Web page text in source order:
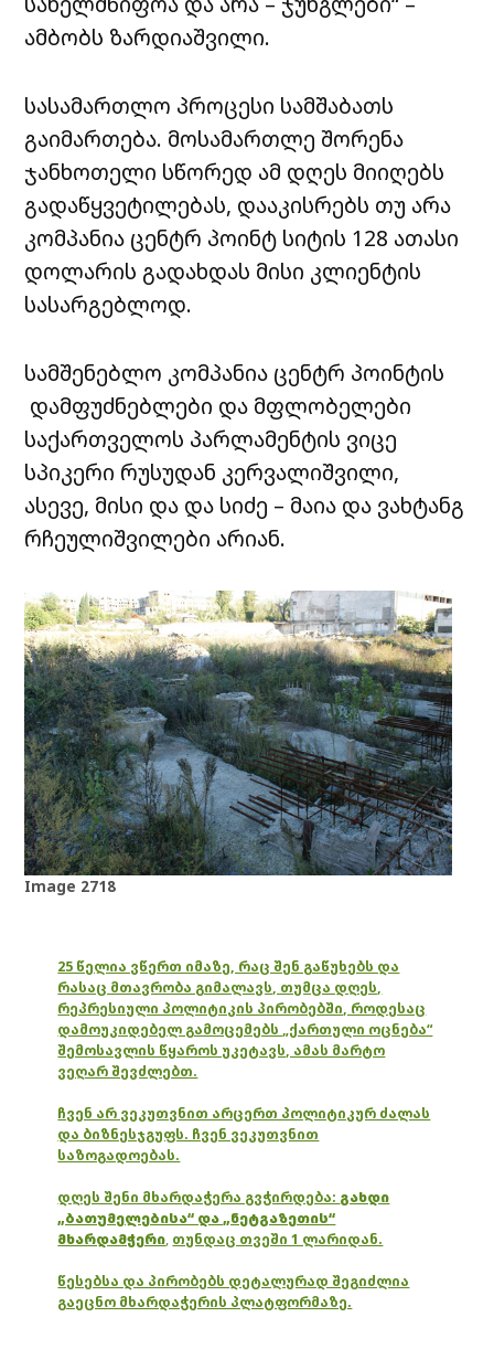
ამბობს ზარდიაშვილი.
სასამართლო პროცესი სამშაბათს
გაიმართება. მოსამართლე შორენა
ჯანხოთელი სწორედ ამ დღეს მიიღებს
გადაწყვეტილებას, დააკისრებს თუ არა
კომპანია ცენტრ პოინტ სიტის 128 ათასი
დოლარის გადახდას მისი კლიენტის
სასარგებლოდ.
სამშენებლო კომპანია ცენტრ პოინტის
დამფუძნებლები და მფლობელები
საქართველოს პარლამენტის ვიცე
სპიკერი რუსუდან კერვალიშვილი,
ასევე, მისი და და სიძე – მაია და ვახტანგ
რჩეულიშვილები არიან.
Image 2718
25 წელია ვწერთ იმაზე, რაც შენ გაწუხებს და
რასაც მთავრობა გიმალავს, თუმცა დღეს,
რეპრესიული პოლიტიკის პირობებში, როდესაც
დამოუკიდებელ გამოცემებს „ქართული ოცნება“
შემოსავლის წყაროს უკეტავს, ამას მარტო
ვეღარ შევძლებთ.
ჩვენ არ ვეკუთვნით არცერთ პოლიტიკურ ძალას
და ბიზნესჯგუფს. ჩვენ ვეკუთვნით
საზოგადოებას.
დღეს შენი მხარდაჭერა გვჭირდება: გახდი
„ბათუმელებისა“ და „ნეტგაზეთის“
მხარდამჭერი, თუნდაც თვეში 1 ლარიდან.
წესებსა და პირობებს დეტალურად შეგიძლია
გაეცნო მხარდაჭერის პლატფორმაზე.